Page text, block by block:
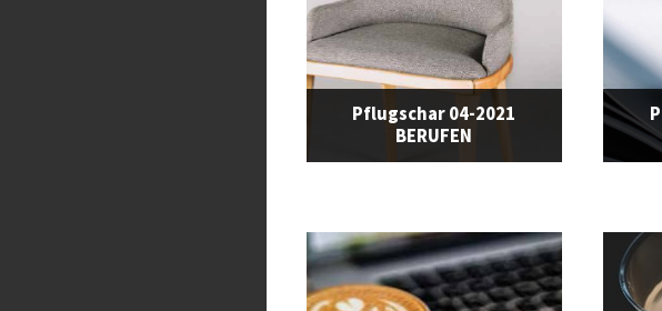
Pflugschar 04-2021
BERUFEN